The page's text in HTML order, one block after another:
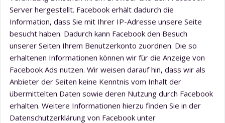
Server hergestellt. Facebook erhält dadurch die
Information, dass Sie mit Ihrer IP-Adresse unsere Seite
besucht haben. Dadurch kann Facebook den Besuch
unserer Seiten Ihrem Benutzerkonto zuordnen. Die so
erhaltenen Informationen können wir für die Anzeige von
Facebook Ads nutzen. Wir weisen darauf hin, dass wir als
Anbieter der Seiten keine Kenntnis vom Inhalt der
übermittelten Daten sowie deren Nutzung durch Facebook
erhalten. Weitere Informationen hierzu finden Sie in der
Datenschutzerklärung von Facebook unter